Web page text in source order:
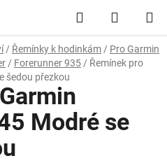
Hledat
KOŠÍK
/ Řemínky k hodinkám / Pro Garmin
/ Forerunner 935 / Řemínek pro
šedou přezkou
Modré se